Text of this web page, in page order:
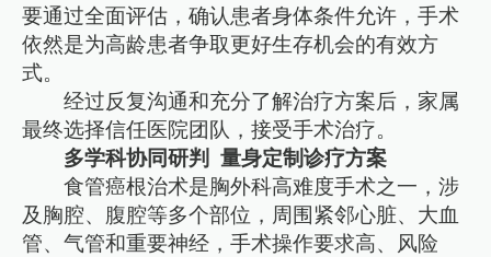
要通过全面评估，确认患者身体条件允许，手术
依然是为高龄患者争取更好生存机会的有效方
式。
经过反复沟通和充分了解治疗方案后，家属
最终选择信任医院团队，接受手术治疗。
多学科协同研判 量身定制诊疗方案
食管癌根治术是胸外科高难度手术之一，涉
及胸腔、腹腔等多个部位，周围紧邻心脏、大血
管、气管和重要神经，手术操作要求高、风险